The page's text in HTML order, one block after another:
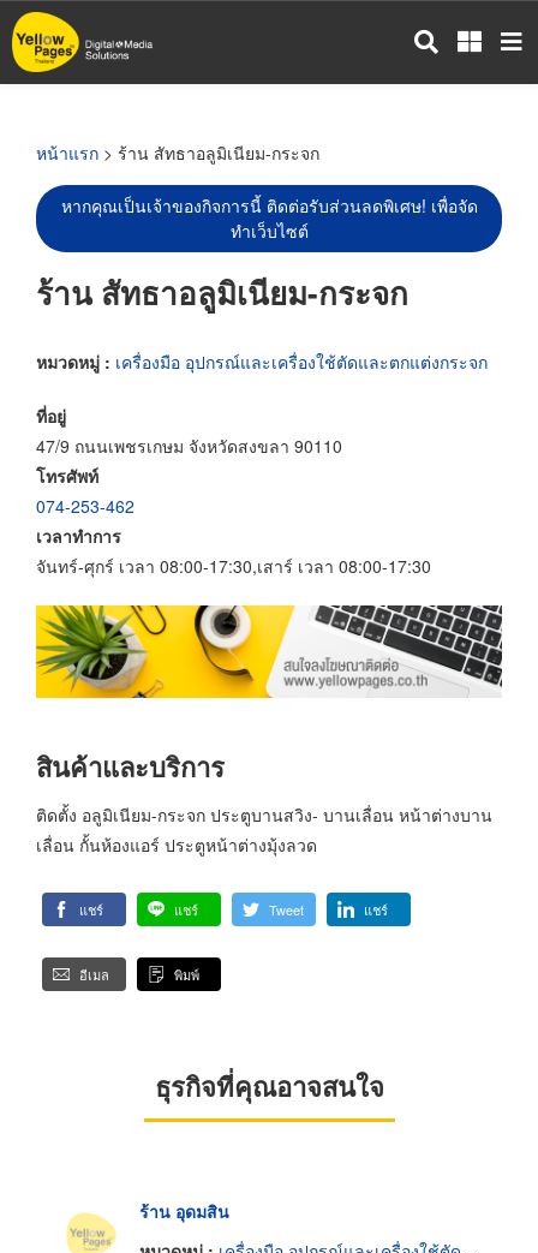
ข้าม
ไป
หน้าแรก > ร้าน สัทธาอลูมิเนียม-กระจก
หากคุณเป็นเจ้าของกิจการนี้ ติดต่อรับส่วนลดพิเศษ! เพื่อจัด
ทำเว็บไซต์
ร้าน สัทธาอลูมิเนียม-กระจก
หมวดหมู่ : เครื่องมือ อุปกรณ์และเครื่องใช้ตัดและตกแต่งกระจก
ที่อยู่
47/9 ถนนเพชรเกษม จังหวัดสงขลา 90110
โทรศัพท์
074-253-462
เวลาทำการ
จันทร์-ศุกร์ เวลา 08:00-17:30,เสาร์ เวลา 08:00-17:30
สินค้าและบริการ
ติดตั้ง อลูมิเนียม-กระจก ประตูบานสวิง- บานเลื่อน หน้าต่างบาน
เลื่อน กั้นห้องแอร์ ประตูหน้าต่างมุ้งลวด
แชร์ แชร์ Tweet แชร์
อีเมล พิมพ์
ธุรกิจที่คุณอาจสนใจ
ร้าน อุดมสิน